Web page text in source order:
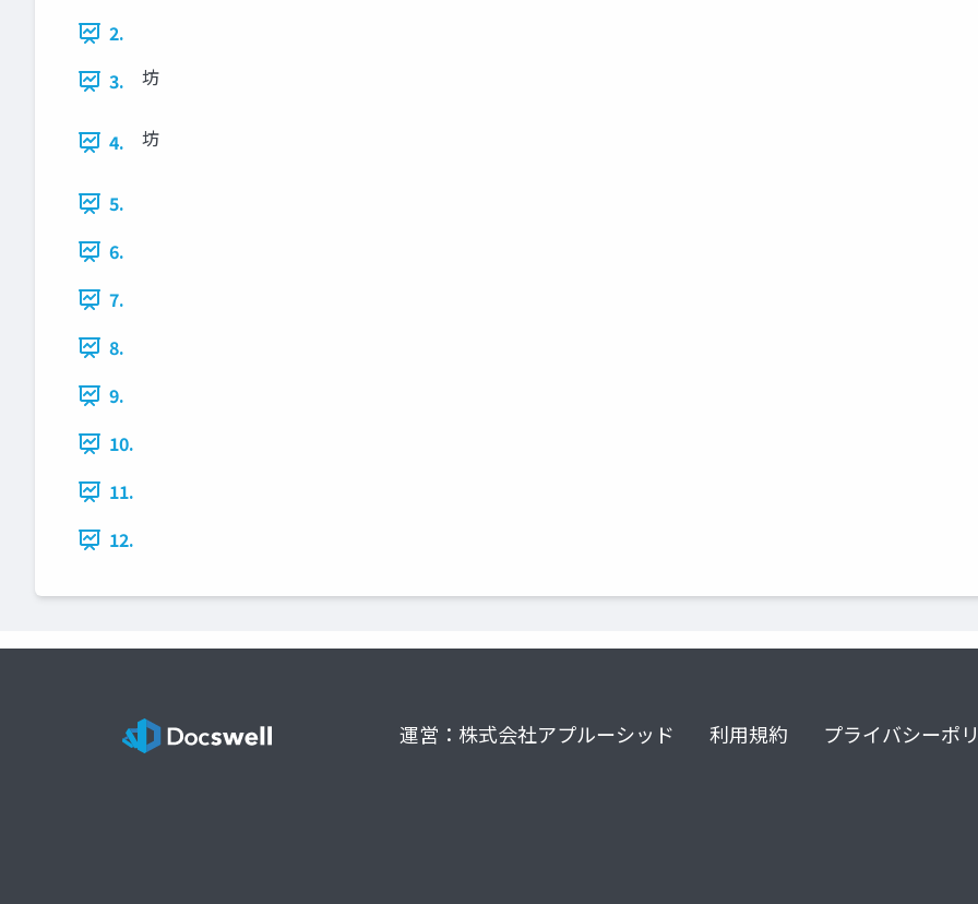
2.
3.
坊
4. 坊
5.
6.
7.
8.
9.
10.
11.
12.
運営：株式会社アプルーシッド 利用規約 プライバシーポ